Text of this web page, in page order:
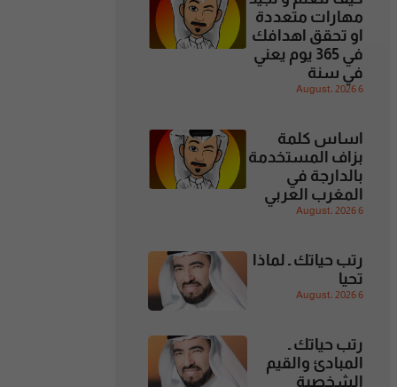
مهارات متعددة
او تحقق اهدافك
في 365 يوم يعني
في سنة
6 August، 2026
اساس كلمة
بزاف المستخدمة
بالدارجة في
المغرب العربي
6 August، 2026
رتب حياتك ـ لماذا
تحيا
6 August، 2026
رتب حياتك ـ
المبادئ والقيم
الشخصية